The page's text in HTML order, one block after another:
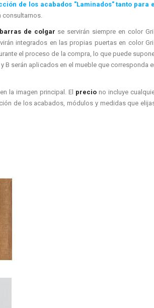
de los acabados "Laminados" tanto para el
consultarnos.
barras de colgar se servirán siempre en color
integrados en las propias puertas en color
el proceso de la compra, lo que puede
B serán aplicados en el mueble que corresponda
la imagen principal. El precio no incluye
de los acabados, módulos y medidas que